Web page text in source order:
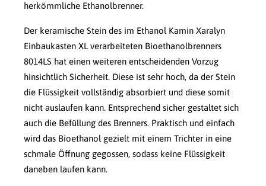
herkömmliche Ethanolbrenner.
Der keramische Stein des im Ethanol Kamin Xaralyn
Einbaukasten XL verarbeiteten Bioethanolbrenners
8014LS hat einen weiteren entscheidenden Vorzug
hinsichtlich Sicherheit. Diese ist sehr hoch, da der Stein
die Flüssigkeit vollständig absorbiert und diese somit
nicht auslaufen kann. Entsprechend sicher gestaltet sich
auch die Befüllung des Brenners. Praktisch und einfach
wird das Bioethanol gezielt mit einem Trichter in eine
schmale Öffnung gegossen, sodass keine Flüssigkeit
daneben laufen kann.